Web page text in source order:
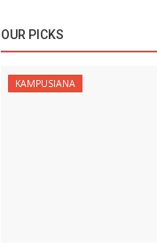
OUR PICKS
KAMPUSIANA